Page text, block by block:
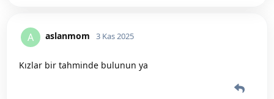
A aslanmom 3 Kas 2025
Kızlar bir tahminde bulunun ya